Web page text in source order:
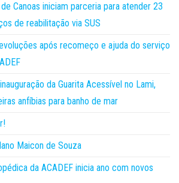
Canoas iniciam parceria para atender 23
de reabilitação via SUS
após recomeço e ajuda do serviço
da Guarita Acessível no Lami,
anfíbias para banho de mar
Maicon de Souza
da ACADEF inicia ano com novos